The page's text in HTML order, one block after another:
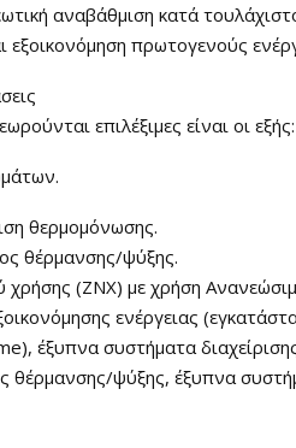
αναβάθμιση κατά
εξοικονόμηση πρωτογενούς
επιλέξιμες είναι οι εξής:
θερμομόνωσης.
θέρμανσης/ψύξης.
χρήσης (ΖΝΧ) με χρήση
ενέργειας
έξυπνα συστήματα
θέρμανσης/ψύξης, έξυπνα